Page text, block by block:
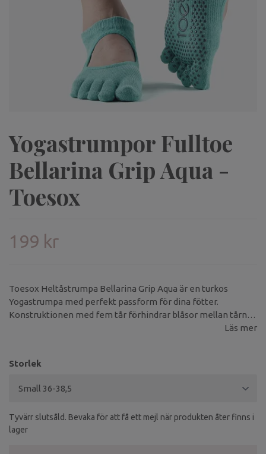
Yogastrumpor Fulltoe
Bellarina Grip Aqua -
Toesox
199 kr
Toesox Heltåstrumpa Bellarina Grip Aqua är en turkos
Yogastrumpa med perfekt passform för dina fötter.
Konstruktionen med fem tår förhindrar blåsor mellan tårna
Läs mer
Storlek
Tyvärr slutsåld. Bevaka för att få ett mejl när produkten åter finns i
lager